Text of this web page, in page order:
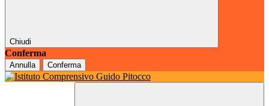
Chiudi
Conferma
Annulla Conferma